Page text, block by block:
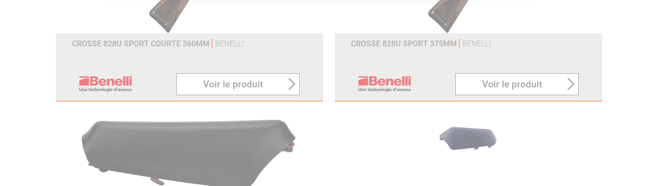
CROSSE 828U SPORT COURTE 360MM BENELLI
Voir le produit
CROSSE 828U SPORT 375MM BENELLI
Voir le produit